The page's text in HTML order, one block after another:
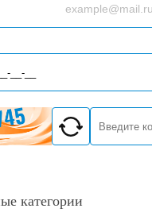
категории